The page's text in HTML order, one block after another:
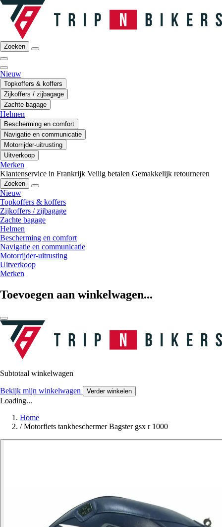
Zoeken
Nieuw
Topkoffers & koffers
Zijkoffers / zijbagage
Zachte bagage
Helmen
Bescherming en comfort
Navigatie en communicatie
Motorrijder-uitrusting
Uitverkoop
Merken
Klantenservice in Frankrijk Veilig betalen Gemakkelijk retourneren
Zoeken
Nieuw
Topkoffers & koffers
Zijkoffers / zijbagage
Zachte bagage
Helmen
Bescherming en comfort
Navigatie en communicatie
Motorrijder-uitrusting
Uitverkoop
Merken
Toevoegen aan winkelwagen...
Subtotaal winkelwagen
Bekijk mijn winkelwagen Verder winkelen
Loading...
Home
/ Motorfiets tankbeschermer Bagster gsx r 1000